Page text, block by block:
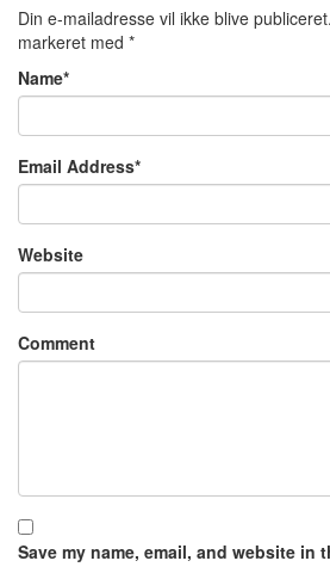
Din e-mailadresse vil ikke blive publiceret.
markeret med *
Name*
Email Address*
Website
Comment
Save my name, email, and website in